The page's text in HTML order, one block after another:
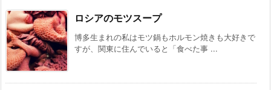
ロシアのモツスープ
博多生まれの私はモツ鍋もホルモン焼きも大好きで
すが、関東に住んでいると「食べた事 ...